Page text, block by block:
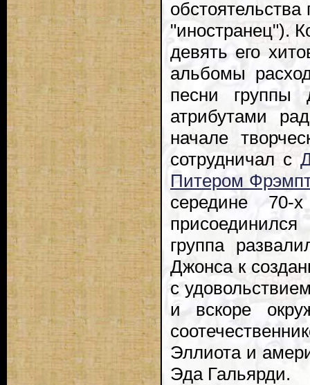
"иностранец").
девять его
альбомы
песни группы
атрибутами
начале
сотрудничал с
Питером
середине
группа
Джонса к
с
и вскоре
Эллиота и
Эда Гальярди.